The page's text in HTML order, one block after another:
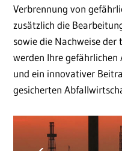
Verbrennung von
zusätzlich die
sowie die Nachweise der
werden Ihre
und ein innovativer
gesicherten